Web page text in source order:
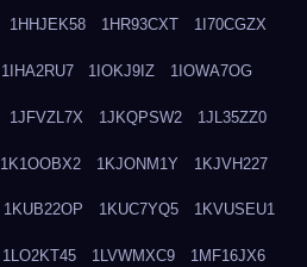
1HHJEK58 1HR93CXT 1I70CGZX
1IHA2RU7 1IOKJ9IZ 1IOWA7OG
1JFVZL7X 1JKQPSW2 1JL35ZZ0
1K1OOBX2 1KJONM1Y 1KJVH227
1KUB22OP 1KUC7YQ5 1KVUSEU1
1LO2KT45 1LVWMXC9 1MF16JX6